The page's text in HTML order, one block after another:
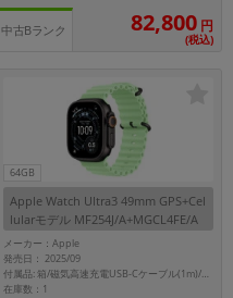
中古Bランク 82,800 円
(税込)
64GB
Apple Watch Ultra3 49mm GPS+Cel
lularモデル MF254J/A+MGCL4FE/A
A3281【ブラックチタニウムケース/
ネオングリーンオーシャンバンド】
メーカー：Apple
発売日： 2025/09
付属品: 箱/磁気高速充電USB-Cケーブル(1m)/ネオングリーオーシャンバンド/マニュアル
在庫数：1